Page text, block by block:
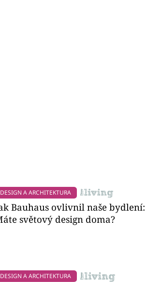
DESIGN A ARCHITEKTURA
Bauhaus ovlivnil naše bydlení:
světový design doma?
DESIGN A ARCHITEKTURA